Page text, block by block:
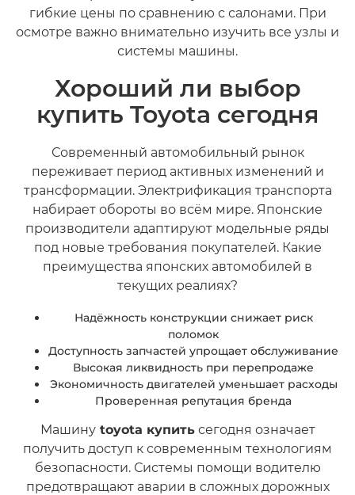
гибкие цены по сравнению с салонами. При
осмотре важно внимательно изучить все узлы и
системы машины.
Хороший ли выбор
купить Toyota сегодня
Современный автомобильный рынок
переживает период активных изменений и
трансформации. Электрификация транспорта
набирает обороты во всём мире. Японские
производители адаптируют модельные ряды
под новые требования покупателей. Какие
преимущества японских автомобилей в
текущих реалиях?
Надёжность конструкции снижает риск
поломок
Доступность запчастей упрощает обслуживание
Высокая ликвидность при перепродаже
Экономичность двигателей уменьшает расходы
Проверенная репутация бренда
Машинуtoyota купитьсегодня означает
получить доступ к современным технологиям
безопасности. Системы помощи водителю
предотвращают аварии в сложных дорожных